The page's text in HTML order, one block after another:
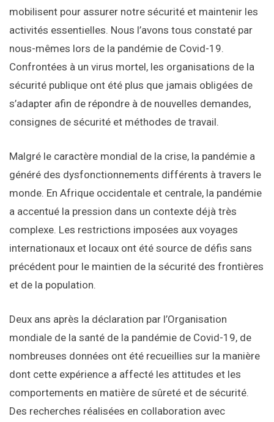
mobilisent pour assurer notre sécurité et maintenir les
activités essentielles. Nous l’avons tous constaté par
nous-mêmes lors de la pandémie de Covid-19.
Confrontées à un virus mortel, les organisations de la
sécurité publique ont été plus que jamais obligées de
s’adapter afin de répondre à de nouvelles demandes,
consignes de sécurité et méthodes de travail.
Malgré le caractère mondial de la crise, la pandémie a
généré des dysfonctionnements différents à travers le
monde. En Afrique occidentale et centrale, la pandémie
a accentué la pression dans un contexte déjà très
complexe. Les restrictions imposées aux voyages
internationaux et locaux ont été source de défis sans
précédent pour le maintien de la sécurité des frontières
et de la population.
Deux ans après la déclaration par l’Organisation
mondiale de la santé de la pandémie de Covid-19, de
nombreuses données ont été recueillies sur la manière
dont cette expérience a affecté les attitudes et les
comportements en matière de sûreté et de sécurité.
Des recherches réalisées en collaboration avec